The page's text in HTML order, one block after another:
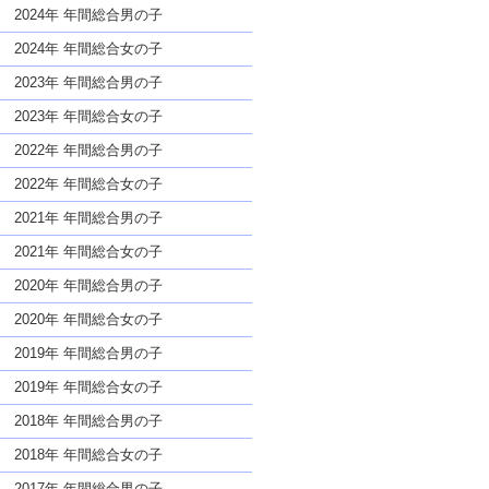
名前であっても奇抜すぎない
2024年 年間総合男の子
2024年 年間総合女の子
2023年 年間総合男の子
2023年 年間総合女の子
2022年 年間総合男の子
2022年 年間総合女の子
2021年 年間総合男の子
2021年 年間総合女の子
2020年 年間総合男の子
2020年 年間総合女の子
2019年 年間総合男の子
2019年 年間総合女の子
2018年 年間総合男の子
2018年 年間総合女の子